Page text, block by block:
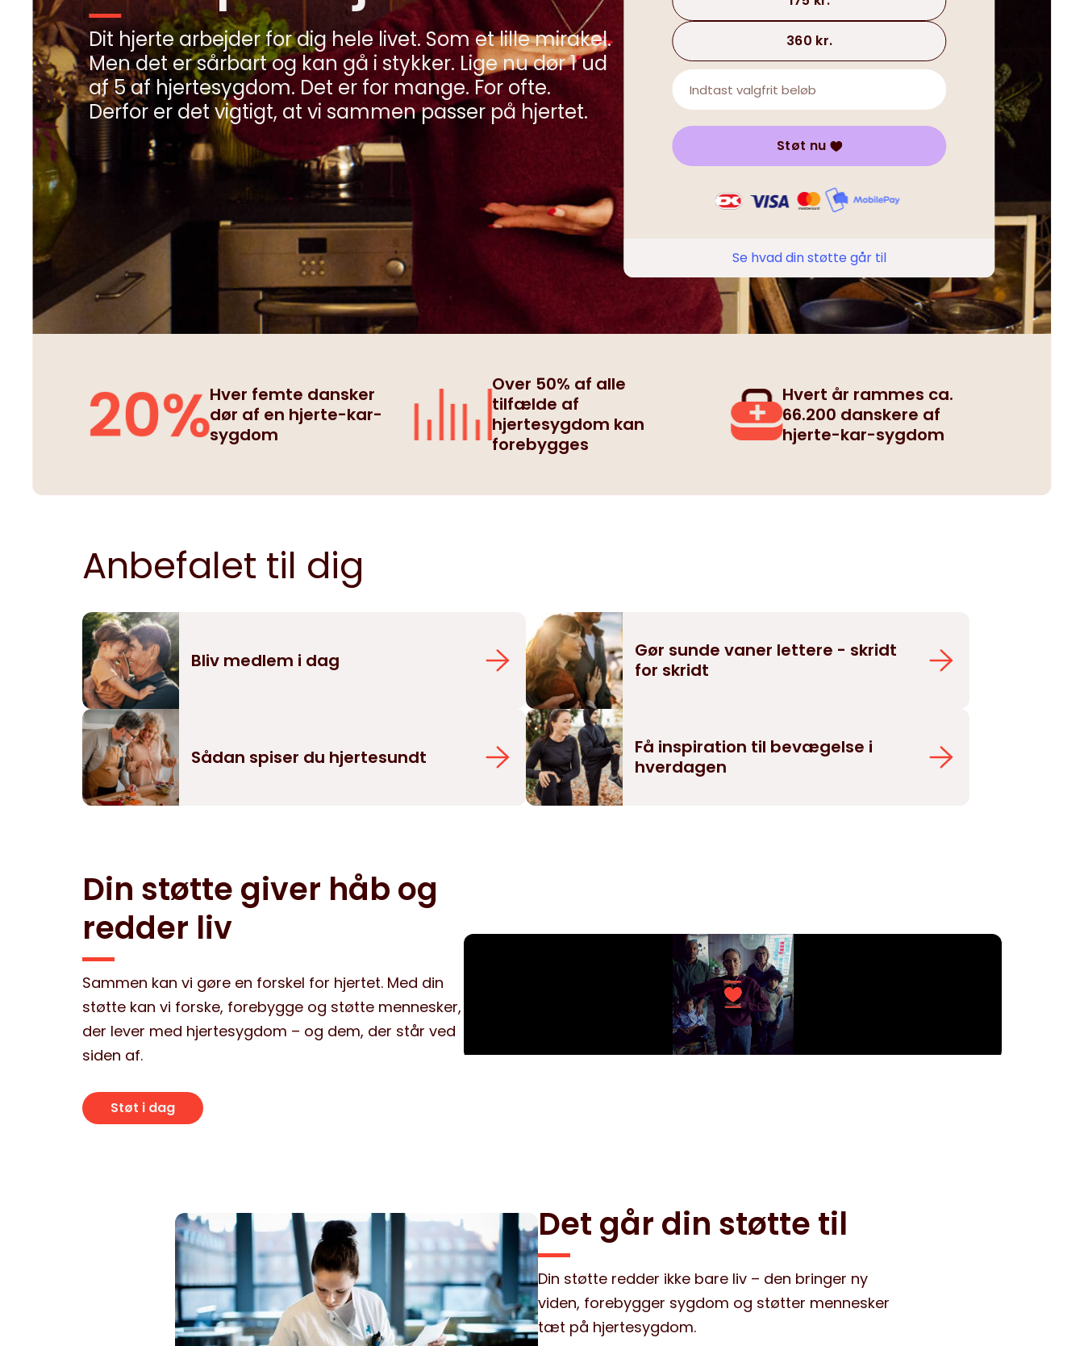
Minibøger
Om livet med hjertesygdom
Dit hjerte arbejder for dig hele livet. Som et lille mirakel.
Men det er sårbart og kan gå i stykker. Lige nu dør 1 ud
af 5 af hjertesygdom. Det er for mange. For ofte.
Derfor er det vigtigt, at vi sammen passer på hjertet.
360 kr.
Støt nu
Se hvad din støtte går til
Hver femte dansker
dør af en hjerte-kar-
sygdom
Over 50% af alle
tilfælde af
hjertesygdom kan
forebygges
Hvert år rammes ca.
66.200 danskere af
hjerte-kar-sygdom
Anbefalet til dig
Bliv medlem i dag
Gør sunde vaner lettere - skridt
for skridt
Sådan spiser du hjertesundt
Få inspiration til bevægelse i
hverdagen
Din støtte giver håb og
redder liv
Sammen kan vi gøre en forskel for hjertet. Med din
støtte kan vi forske, forebygge og støtte mennesker,
der lever med hjertesygdom – og dem, der står ved
siden af.
Støt i dag
Det går din støtte til
Din støtte redder ikke bare liv – den bringer ny
viden, forebygger sygdom og støtter mennesker
tæt på hjertesygdom.